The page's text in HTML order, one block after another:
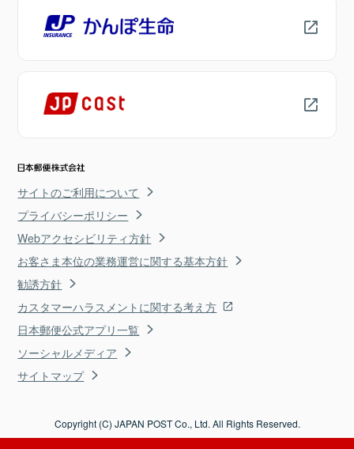
サイトのご利用について
プライバシーポリシー
Webアクセシビリティ方針
お客さま本位の業務運営に関する基本方針
勧誘方針
カスタマーハラスメントに関する考え方
日本郵便公式アプリ一覧
ソーシャルメディア
サイトマップ
Copyright (C) JAPAN POST Co., Ltd. All Rights Reserved.